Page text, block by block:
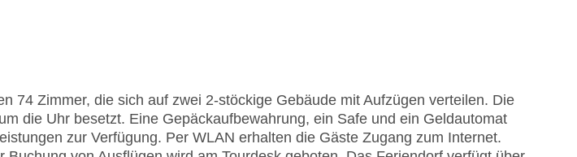
74 Zimmer, die sich auf zwei 2-stöckige Gebäude mit Aufzügen verteilen. Die
die Uhr besetzt. Eine Gepäckaufbewahrung, ein Safe und ein Geldautomat
zur Verfügung. Per WLAN erhalten die Gäste Zugang zum Internet.